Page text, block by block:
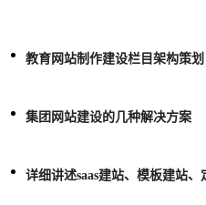
教育网站制作建设栏目架构策划
集团网站建设的几种解决方案
详细讲述saas建站、模板建站、